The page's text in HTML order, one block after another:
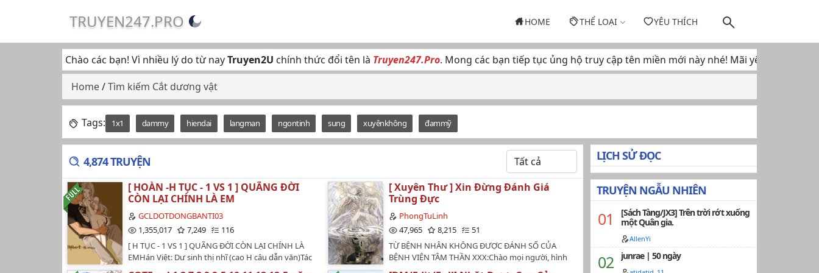
TRUYEN247.PRO HOME THỂ LOẠI YÊU THÍCH
Chào các bạn! Vì nhiều lý do từ nayTruyen2U chính thức đổi tên là Truyen247.Pro. Mong các bạn tiếp tục ủng hộ truy cập tên miền mới này nhé! Mãi yêu... ♥
Home/Tìm kiếm Cắt dương vật
Tags: 1x1 dammy hiendai langman ngontinh sung xuyênkhông đammỹ
4,874 TRUYỆN
[ HOÀN -H TỤC - 1 VS 1 ] QUÃNG ĐỜI
CÒN LẠI CHÍNH LÀ EM
GCLDOTDONGBANTI03
1,355,017
7,249
116
[ H TỤC - 1 VS 1 ] QUÃNG ĐỜI CÒN LẠI CHÍNH LÀ
EMHán Việt: Dư sinh thị nhĩ (cao H câu dẫn văn)Tác
[ Xuyên Thư ] Xin Đừng Đánh Giá
Trùng Đực
PhongTuLinh
47,965
8,215
51
TỪ BỆNH NHÂN KHÔNG ĐƯỢC ĐÁNH SỐ CỦA
BỆNH VIỆN TÂM THẦN XXX:Chào mọi người, hình
như tôi vừa xuyên thành một trùng đực tại thời đại
LỊCH SỬ ĐỌC
TRUYỆN NGẪU NHIÊN
[Sách Tàng/JX3] Trên trời rớt xuống
một Quân gia.
AllenYi
junrae | 50 ngày